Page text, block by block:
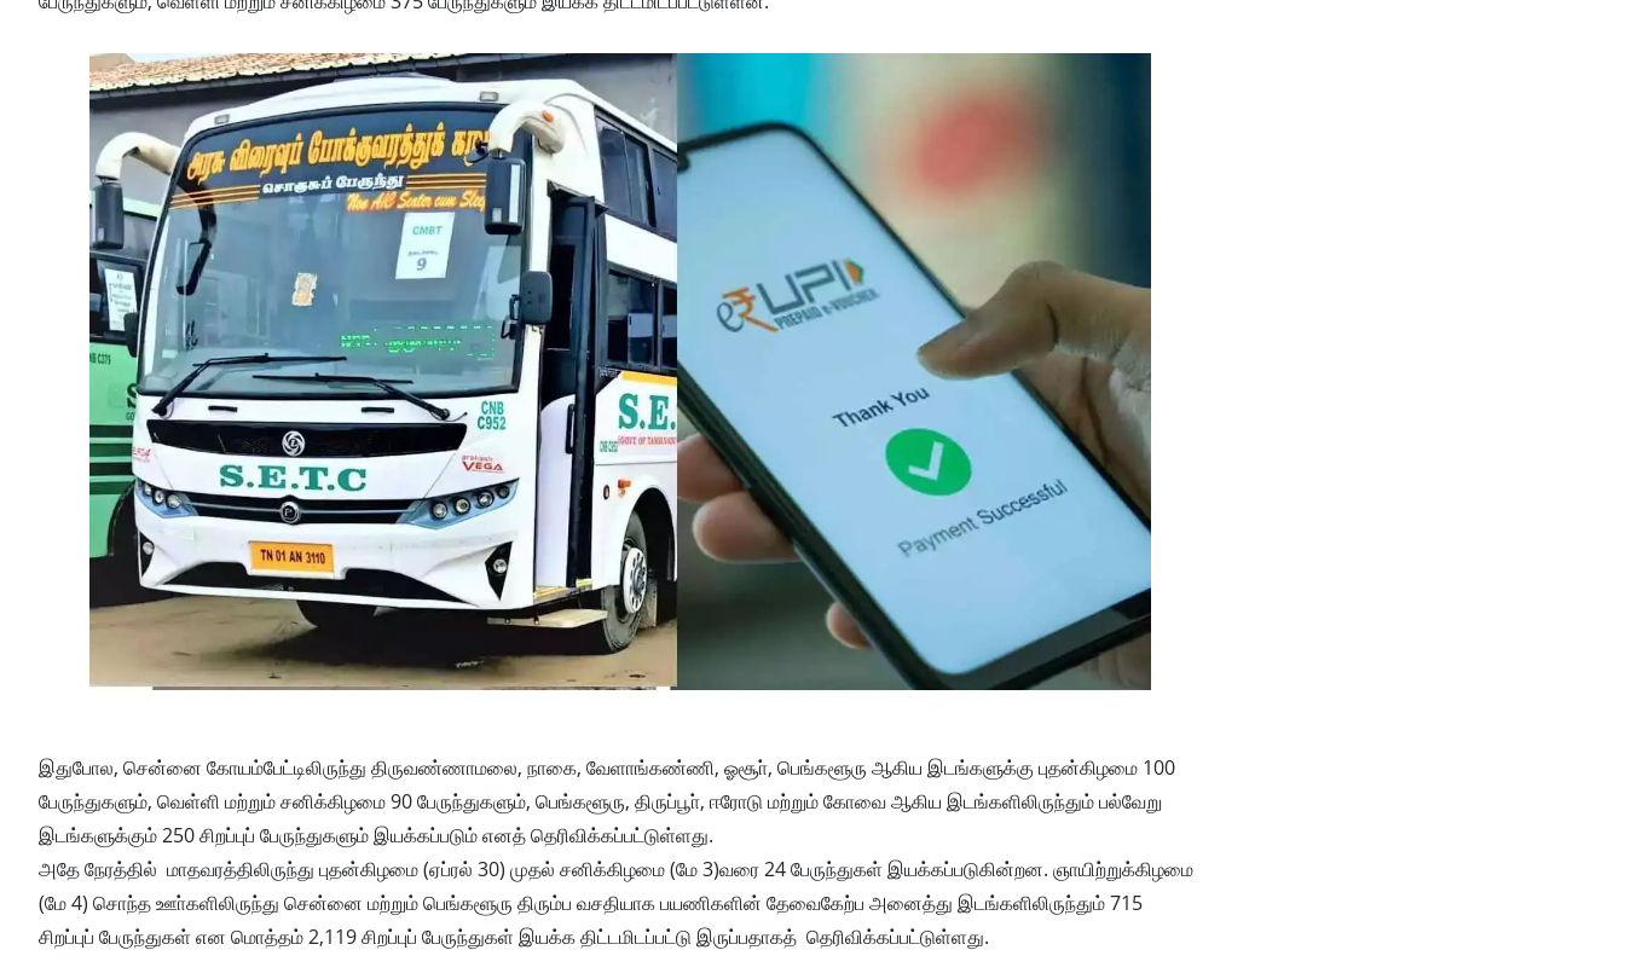
இதுபோல, சென்னை கோயம்பேட்டிலிருந்து திருவண்ணாமலை, நாகை, வேளாங்கண்ணி, ஓசூா், பெங்களூரு ஆகிய இடங்களுக்கு புதன்கிழமை 100
பேருந்துகளும், வெள்ளி மற்றும் சனிக்கிழமை 90 பேருந்துகளும், பெங்களூரு, திருப்பூா், ஈரோடு மற்றும் கோவை ஆகிய இடங்களிலிருந்தும் பல்வேறு
இடங்களுக்கும் 250 சிறப்புப் பேருந்துகளும் இயக்கப்படும் எனத் தெரிவிக்கப்பட்டுள்ளது.
அதே நேரத்தில் மாதவரத்திலிருந்து புதன்கிழமை (ஏப்ரல் 30) முதல் சனிக்கிழமை (மே 3)வரை 24 பேருந்துகள் இயக்கப்படுகின்றன. ஞாயிற்றுக்கிழமை
(மே 4) சொந்த ஊா்களிலிருந்து சென்னை மற்றும் பெங்களூரு திரும்ப வசதியாக பயணிகளின் தேவைகேற்ப அனைத்து இடங்களிலிருந்தும் 715
சிறப்புப் பேருந்துகள் என மொத்தம் 2,119 சிறப்புப் பேருந்துகள் இயக்க திட்டமிடப்பட்டு இருப்பதாகத் தெரிவிக்கப்பட்டுள்ளது.